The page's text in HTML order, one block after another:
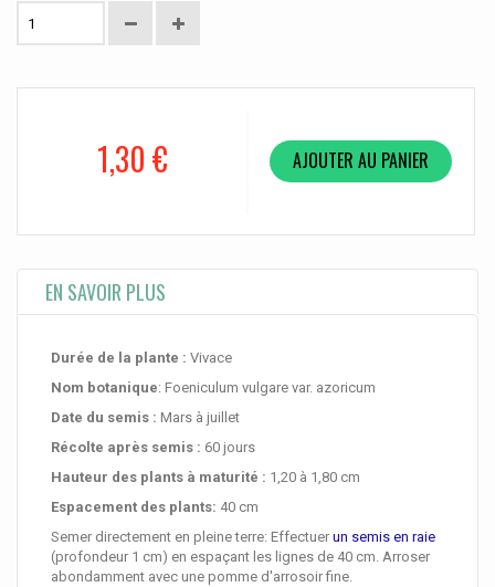
1,30 € AJOUTER AU PANIER
EN SAVOIR PLUS
Durée de la plante : Vivace
Nom botanique: Foeniculum vulgare var. azoricum
Date du semis : Mars à juillet
Récolte après semis : 60 jours
Hauteur des plants à maturité : 1,20 à 1,80 cm
Espacement des plants: 40 cm
Semer directement en pleine terre: Effectuer un semis en raie
(profondeur 1 cm) en espaçant les lignes de 40 cm. Arroser
abondamment avec une pomme d'arrosoir fine.